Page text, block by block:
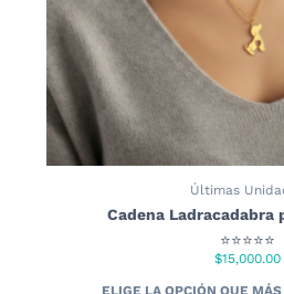
Últimas
Cadena Ladracadabra
⭐⭐⭐⭐⭐
$15,000.00